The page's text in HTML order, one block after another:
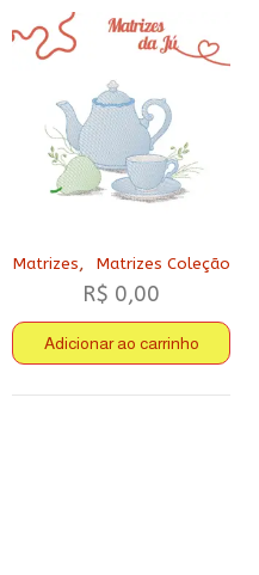
Matrizes, Matrizes Coleção
R$ 0,00
Adicionar ao carrinho